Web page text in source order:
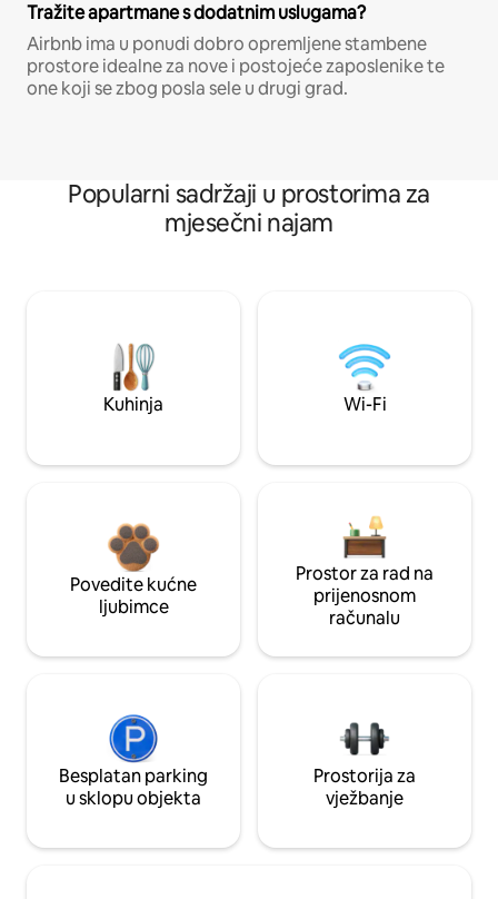
Tražite apartmane s dodatnim uslugama?
Airbnb ima u ponudi dobro opremljene stambene
prostore idealne za nove i postojeće zaposlenike te
one koji se zbog posla sele u drugi grad.
Popularni sadržaji u prostorima za
mjesečni najam
Kuhinja Wi-Fi
Povedite kućne
ljubimce
Prostor za rad na
prijenosnom
računalu
Besplatan parking
u sklopu objekta
Prostorija za
vježbanje